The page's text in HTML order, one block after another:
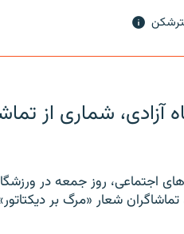
آزادی، شماری از
اجتماعی، روز جمعه در
تماشاگران شعار «مرگ بر